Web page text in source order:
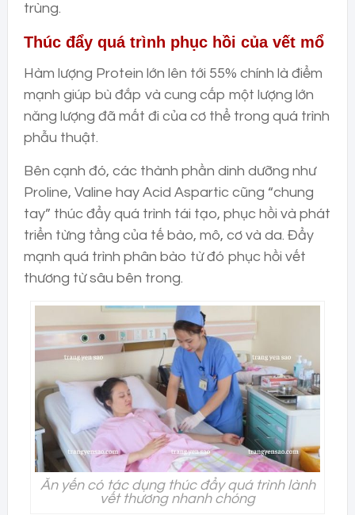
trùng.
Thúc đẩy quá trình phục hồi của vết mổ
Hàm lượng Protein lớn lên tới 55% chính là điểm
mạnh giúp bù đắp và cung cấp một lượng lớn
năng lượng đã mất đi của cơ thể trong quá trình
phẫu thuật.
Bên cạnh đó, các thành phần dinh dưỡng như
Proline, Valine hay Acid Aspartic cũng “chung
tay” thúc đẩy quá trình tái tạo, phục hồi và phát
triển từng tầng của tế bào, mô, cơ và da. Đẩy
mạnh quá trình phân bào từ đó phục hồi vết
thương từ sâu bên trong.
Ăn yến có tác dụng thúc đẩy quá trình lành
vết thương nhanh chóng